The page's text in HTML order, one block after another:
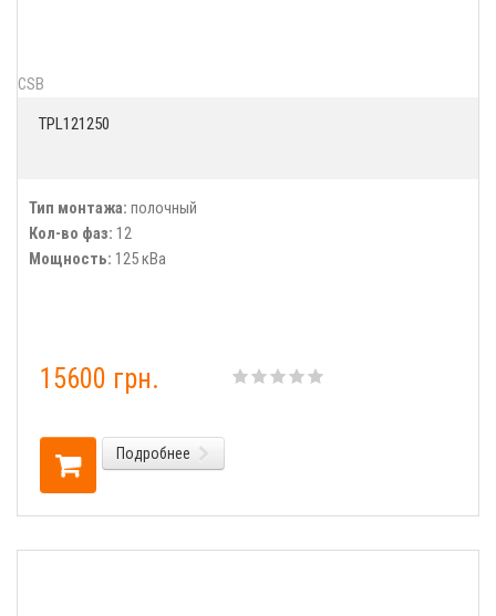
CSB
TPL121250
Тип монтажа: полочный
Кол-во фаз: 12
Мощность: 125 кВа
15600 грн.
Подробнее